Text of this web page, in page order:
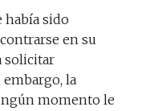
había sido
en su
solicitar
la
momento le